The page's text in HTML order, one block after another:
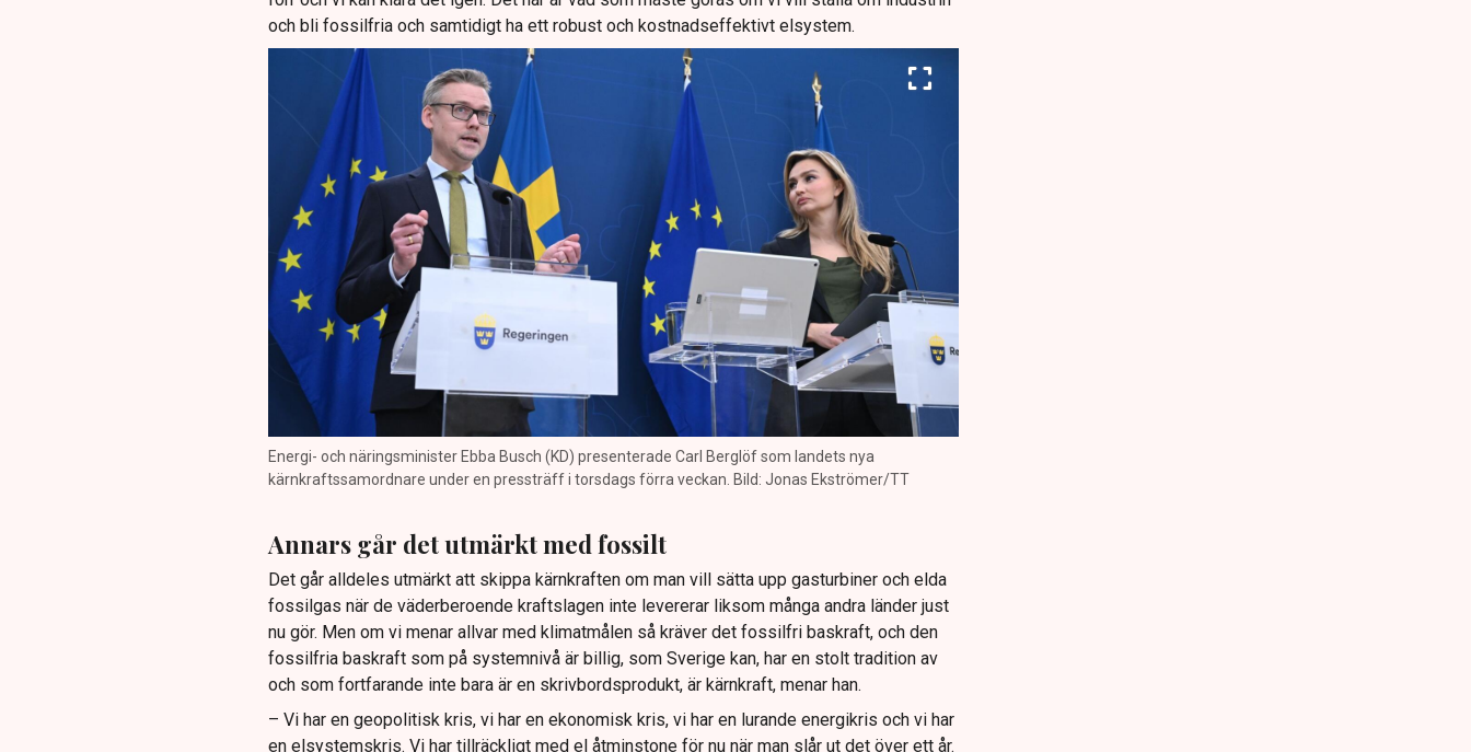
och bli fossilfria och samtidigt ha ett robust och kostnadseffektivt elsystem.
Energi- och näringsminister Ebba Busch (KD) presenterade Carl Berglöf som landets nya
kärnkraftssamordnare under en pressträff i torsdags förra veckan. Bild: Jonas Ekströmer/TT
Annars går det utmärkt med fossilt
Det går alldeles utmärkt att skippa kärnkraften om man vill sätta upp gasturbiner och elda
fossilgas när de väderberoende kraftslagen inte levererar liksom många andra länder just
nu gör. Men om vi menar allvar med klimatmålen så kräver det fossilfri baskraft, och den
fossilfria baskraft som på systemnivå är billig, som Sverige kan, har en stolt tradition av
och som fortfarande inte bara är en skrivbordsprodukt, är kärnkraft, menar han.
– Vi har en geopolitisk kris, vi har en ekonomisk kris, vi har en lurande energikris och vi har
en elsystemskris. Vi har tillräckligt med el åtminstone för nu när man slår ut det över ett år.